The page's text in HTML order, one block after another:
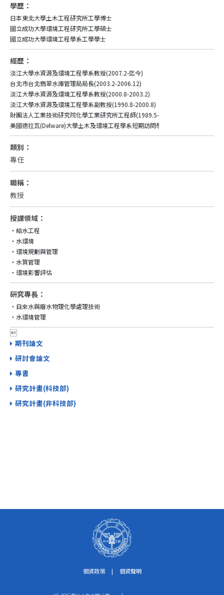
學歷：
日本東北大學土木工程研究所工學博士
國立成功大學環境工程研究所工學碩士
經歷：
淡江大學水資源及環境工程學系教授(2007.2-迄今)
台北市台北翡翠水庫管理局局長(2003.2-2006.12)
淡江大學水資源及環境工程學系教授(2000.8-2003.2)
淡江大學水資源及環境工程學系副教授(1990.8-2000.8)
財團法人工業技術研究院化學工業研究所工程師(1989.5-1990.7)
美國德拉瓦(Delware)大學土木及環境工程學系短期訪問學者(1998.6-1998.8)
類別：
專任
職稱：
教授
授課領域：
‧給水工程
‧水環境
‧環境規劃與管理
‧水質管理
‧環境影響評估
研究專長：
‧自來水與廢水物理化學處理技術
‧水環境管理

期刊論文
研討會論文
專書
研究計畫(科技部)
研究計畫(非科技部)
個資政策 | 個資聲明